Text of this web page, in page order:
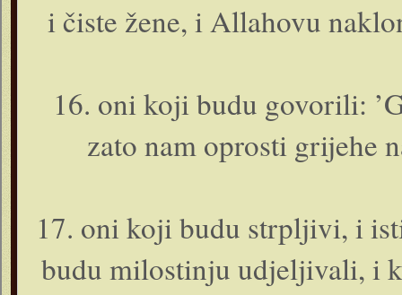
i čiste žene, i Allahovu
16. o­ni koji budu govorili:
zato nam oprosti grijehe
17. o­ni koji budu strpljivi, i
budu milostinju udjeljivali, i